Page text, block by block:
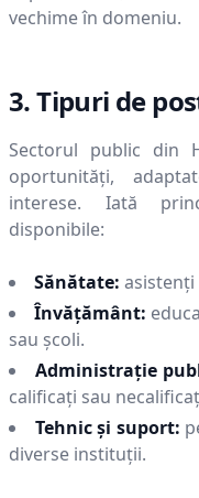
vechime în domeniu.
3. Tipuri de
Sectorul public din
oportunități,
interese. Iată
disponibile:
Sănătate:
Învățământ:
sau școli.
Administrație
calificați sau
Tehnic și suport:
diverse instituții.